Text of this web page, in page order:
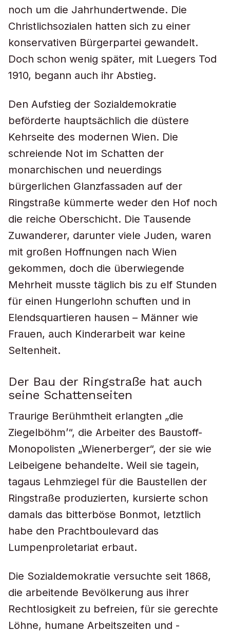
noch um die Jahrhundertwende. Die
Christlichsozialen hatten sich zu einer
konservativen Bürgerpartei gewandelt.
Doch schon wenig später, mit Luegers Tod
1910, begann auch ihr Abstieg.
Den Aufstieg der Sozialdemokratie
beförderte hauptsächlich die düstere
Kehrseite des modernen Wien. Die
schreiende Not im Schatten der
monarchischen und neuerdings
bürgerlichen Glanzfassaden auf der
Ringstraße kümmerte weder den Hof noch
die reiche Oberschicht. Die Tausende
Zuwanderer, darunter viele Juden, waren
mit großen Hoffnungen nach Wien
gekommen, doch die überwiegende
Mehrheit musste täglich bis zu elf Stunden
für einen Hungerlohn schuften und in
Elendsquartieren hausen – Männer wie
Frauen, auch Kinderarbeit war keine
Seltenheit.
Der Bau der Ringstraße hat auch
seine Schattenseiten
Traurige Berühmtheit erlangten „die
Ziegelböhm’“, die Arbeiter des Baustoff-
Monopolisten „Wienerberger“, der sie wie
Leibeigene behandelte. Weil sie tagein,
tagaus Lehmziegel für die Baustellen der
Ringstraße produzierten, kursierte schon
damals das bitterböse Bonmot, letztlich
habe den Prachtboulevard das
Lumpenproletariat erbaut.
Die Sozialdemokratie versuchte seit 1868,
die arbeitende Bevölkerung aus ihrer
Rechtlosigkeit zu befreien, für sie gerechte
Löhne, humane Arbeitszeiten und -